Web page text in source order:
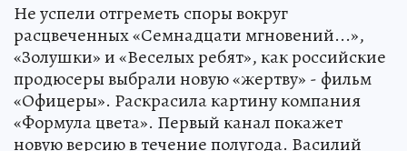
Не успели отгреметь споры вокруг
расцвеченных «Семнадцати мгновений...»,
«Золушки» и «Веселых ребят», как российские
продюсеры выбрали новую «жертву» - фильм
«Офицеры». Раскрасила картину компания
«Формула цвета». Первый канал покажет
новую версию в течение полугода. Василий